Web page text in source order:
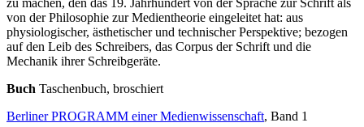
von der Philosophie zur Medientheorie eingeleitet hat: aus
physiologischer, ästhetischer und technischer Perspektive; bezogen
auf den Leib des Schreibers, das Corpus der Schrift und die
Mechanik ihrer Schreibgeräte.
Buch Taschenbuch, broschiert
Berliner PROGRAMM einer Medienwissenschaft, Band 1